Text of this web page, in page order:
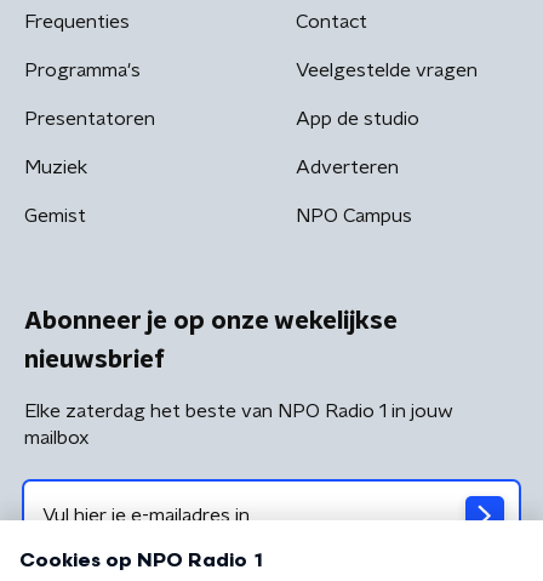
Frequenties
Programma's
Presentatoren
Muziek
Gemist
Contact
Veelgestelde vragen
App de studio
Adverteren
NPO Campus
Abonneer je op onze wekelijkse
nieuwsbrief
Elke zaterdag het beste van NPO Radio 1 in jouw
mailbox